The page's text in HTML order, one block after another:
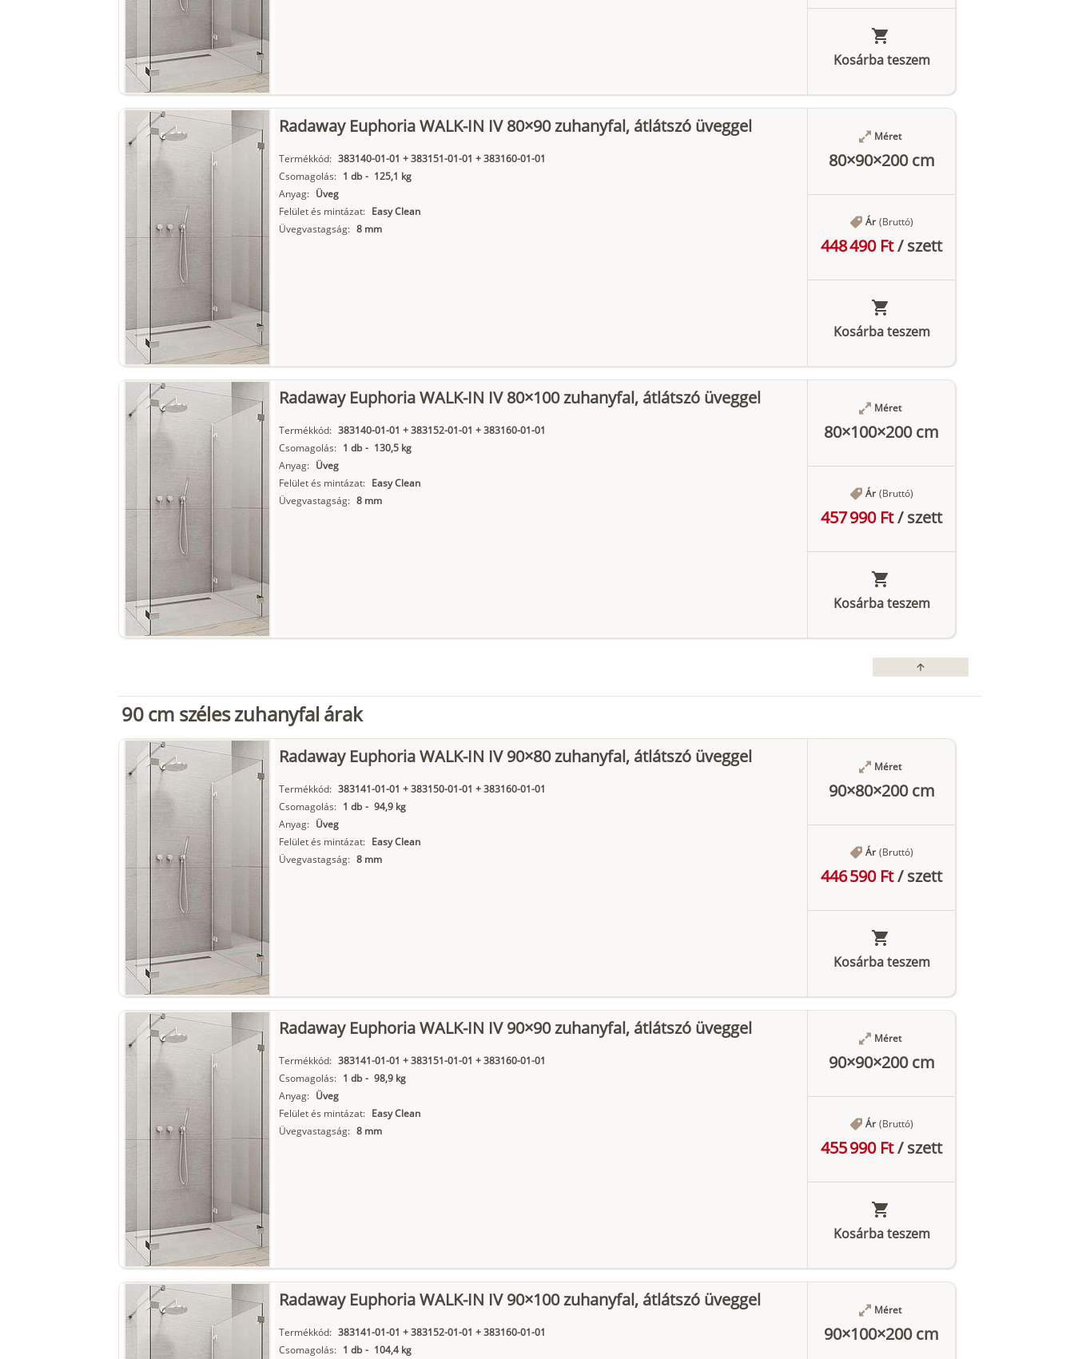
Kosárba teszem
Radaway Euphoria WALK-IN IV 80×90 zuhanyfal, átlátszó üveggel
Termékkód: 383140-01-01 + 383151-01-01 + 383160-01-01
Csomagolás: 1 db - 125,1 kg
Anyag: Üveg
Felület és mintázat: Easy Clean
Üvegvastagság: 8 mm
Méret
80×90×200 cm
Ár (Bruttó)
448 490 Ft/szett
Kosárba teszem
Radaway Euphoria WALK-IN IV 80×100 zuhanyfal, átlátszó üveggel
Termékkód: 383140-01-01 + 383152-01-01 + 383160-01-01
Csomagolás: 1 db - 130,5 kg
Anyag: Üveg
Felület és mintázat: Easy Clean
Üvegvastagság: 8 mm
Méret
80×100×200 cm
Ár (Bruttó)
457 990 Ft/szett
Kosárba teszem
arrow_upward
90 cm széles zuhanyfal árak
Radaway Euphoria WALK-IN IV 90×80 zuhanyfal, átlátszó üveggel
Termékkód: 383141-01-01 + 383150-01-01 + 383160-01-01
Csomagolás: 1 db - 94,9 kg
Anyag: Üveg
Felület és mintázat: Easy Clean
Üvegvastagság: 8 mm
Méret
90×80×200 cm
Ár (Bruttó)
446 590 Ft/szett
Kosárba teszem
Radaway Euphoria WALK-IN IV 90×90 zuhanyfal, átlátszó üveggel
Termékkód: 383141-01-01 + 383151-01-01 + 383160-01-01
Csomagolás: 1 db - 98,9 kg
Anyag: Üveg
Felület és mintázat: Easy Clean
Üvegvastagság: 8 mm
Méret
90×90×200 cm
Ár (Bruttó)
455 990 Ft/szett
Kosárba teszem
Radaway Euphoria WALK-IN IV 90×100 zuhanyfal, átlátszó üveggel
Termékkód: 383141-01-01 + 383152-01-01 + 383160-01-01
Csomagolás: 1 db - 104,4 kg
Méret
90×100×200 cm